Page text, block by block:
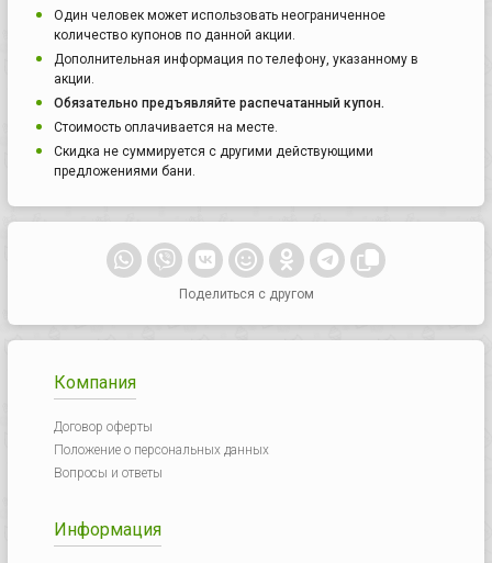
Один человек может использовать неограниченное
количество купонов по данной акции.
Дополнительная информация по телефону, указанному в
акции.
Обязательно предъявляйте распечатанный купон.
Стоимость оплачивается на месте.
Скидка не суммируется с другими действующими
предложениями бани.
Поделиться с другом
Компания
Договор оферты
Положение о персональных данных
Вопросы и ответы
Информация